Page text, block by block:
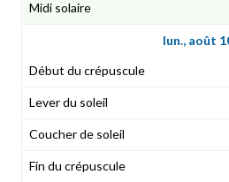
lun., août